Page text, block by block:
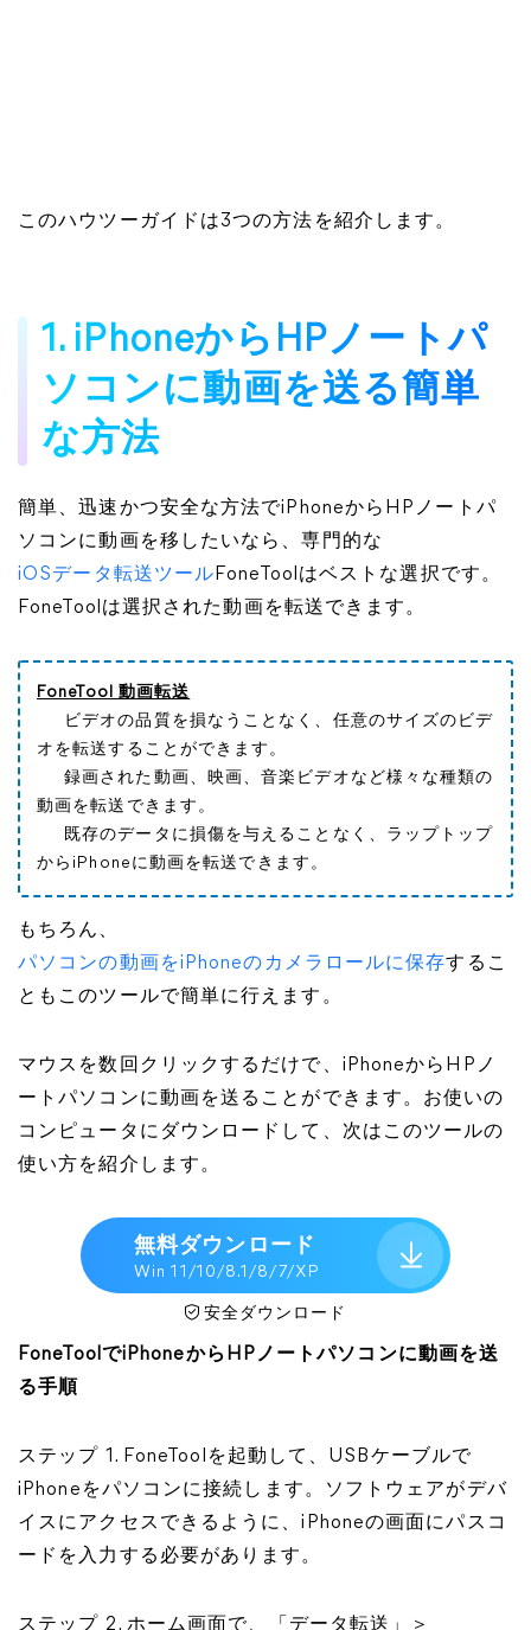
このハウツーガイドは3つの方法を紹介します。
1. iPhoneからHPノートパ
ソコンに動画を送る簡単
な方法
簡単、迅速かつ安全な方法でiPhoneからHPノートパ
ソコンに動画を移したいなら、専門的な
iOSデータ転送ツール FoneToolはベストな選択です。
FoneToolは選択された動画を転送できます。
FoneTool 動画転送
ビデオの品質を損なうことなく、任意のサイズのビデ
オを転送することができます。
録画された動画、映画、音楽ビデオなど様々な種類の
動画を転送できます。
既存のデータに損傷を与えることなく、ラップトップ
からiPhoneに動画を転送できます。
もちろん、
パソコンの動画をiPhoneのカメラロールに保存するこ
ともこのツールで簡単に行えます。
マウスを数回クリックするだけで、iPhoneからHPノ
ートパソコンに動画を送ることができます。お使いの
コンピュータにダウンロードして、次はこのツールの
使い方を紹介します。
無料ダウンロード
Win 11/10/8.1/8/7/XP
安全ダウンロード
FoneToolでiPhoneからHPノートパソコンに動画を送
る手順
ステップ 1. FoneToolを起動して、USBケーブルで
iPhoneをパソコンに接続します。ソフトウェアがデバ
イスにアクセスできるように、iPhoneの画面にパスコ
ードを入力する必要があります。
ステップ 2. ホーム画面で、「データ転送」＞